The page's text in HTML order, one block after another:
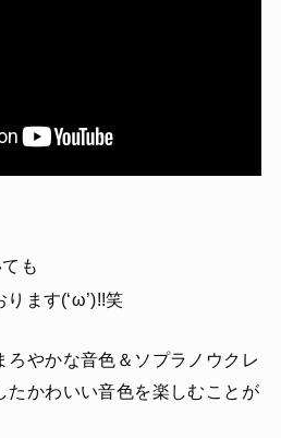
も
ます(‘ω’)!!笑
ろやかな音色＆ソプラノウクレ
たかわいい音色を楽しむことが